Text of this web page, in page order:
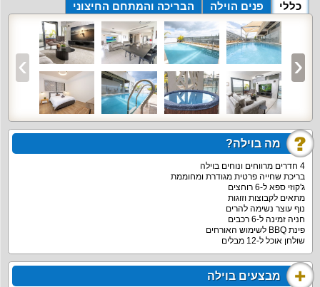
כללי פנים הוילה הבריכה והמתחם החיצוני
מה בוילה?
4 חדרים מרווחים ונוחים בוילה
בריכת שחייה פרטית מגודרת ומחוממת
ג'קוזי ספא ל-6 רוחצים
מתאים לקבוצות וזוגות
נוף עוצר נשימה להרים
חניה זמינה ל-6 רכבים
פינת BBQ לשימוש האורחים
שולחן אוכל ל-12 מבלים
מבצעים בוילה